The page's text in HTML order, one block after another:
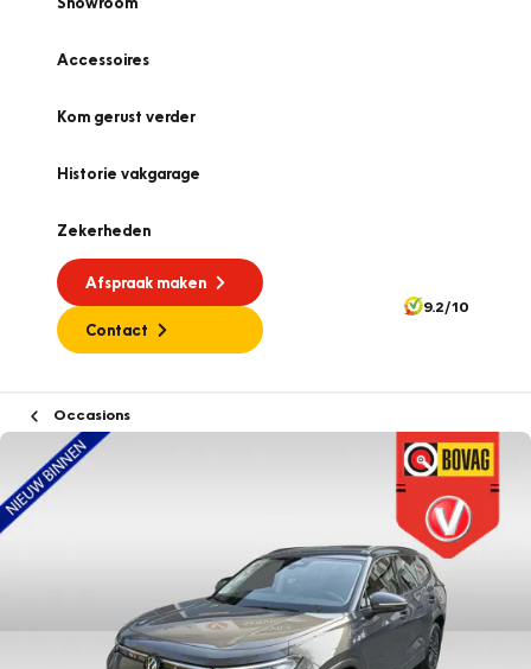
Accessoires
Kom gerust verder
Historie vakgarage
Zekerheden
Afspraak maken
Contact
9.2/10
Occasions